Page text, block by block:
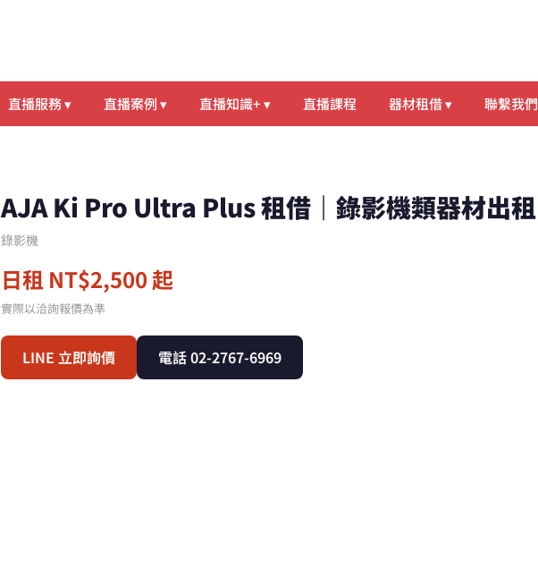
直播服務 ▾ 直播案例 ▾ 直播知識+ ▾ 直播課程 器材租借 ▾ 聯繫我們
AJA Ki Pro Ultra Plus 租借｜錄影機類器材出租
錄影機
日租 NT$2,500 起
實際以洽詢報價為準
LINE 立即詢價 電話 02-2767-6969